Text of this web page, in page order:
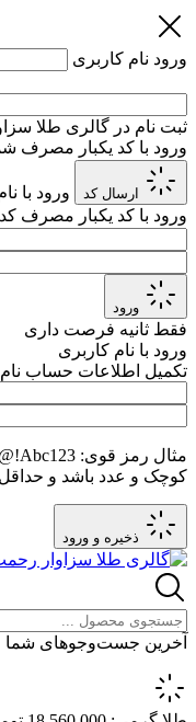
ورود نام کاربری
ثبت نام در گالری طلا
ورود با کد یکبار مصرف
ارسال کد
ورود با
ورود با کد یکبار مصرف کد
ورود
فقط ثانیه فرصت داری
ورود با نام کاربری
تکمیل اطلاعات حساب
مثال رمز قوی: Abc123!@
کوچک و عدد باشد و حداقل ۸ کاراکتر داشته باشد.
ذخیره و ورود
آخرین جست‌وجوهای شما